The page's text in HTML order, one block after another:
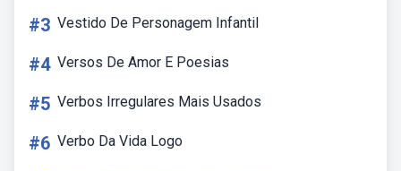
#3 Vestido De Personagem Infantil
#4 Versos De Amor E Poesias
#5 Verbos Irregulares Mais Usados
#6 Verbo Da Vida Logo